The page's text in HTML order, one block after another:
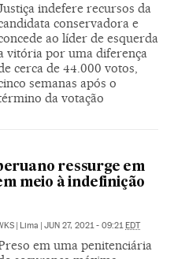
indefere recursos da
conservadora e
ao líder de esquerda
vitória por uma diferença
cerca de 44.000 votos,
semanas após o
da votação
ressurge em
meio à indefinição
Lima JUN 27, 2021 - 09:21 EDT
em uma penitenciária